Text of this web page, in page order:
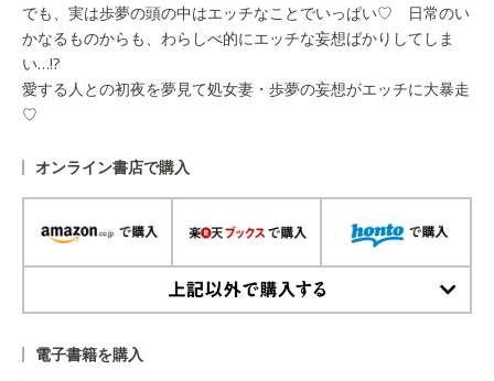
でも、実は歩夢の頭の中はエッチなことでいっぱい♡ 日常のい
かなるものからも、わらしべ的にエッチな妄想ばかりしてしま
い…!?
愛する人との初夜を夢見て処女妻・歩夢の妄想がエッチに大暴走
♡
オンライン書店で購入
電子書籍を購入